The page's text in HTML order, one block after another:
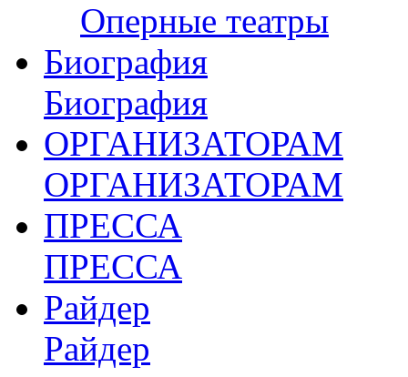
Оперные театры
Биография
Биография
ОРГАНИЗАТОРАМ
ОРГАНИЗАТОРАМ
ПРЕССА
ПРЕССА
Райдер
Райдер